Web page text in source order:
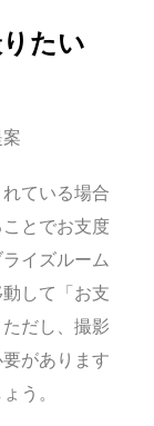
たい
ている場合
とでお支度
イズルーム
して「お支
だし、撮影
があります
う。